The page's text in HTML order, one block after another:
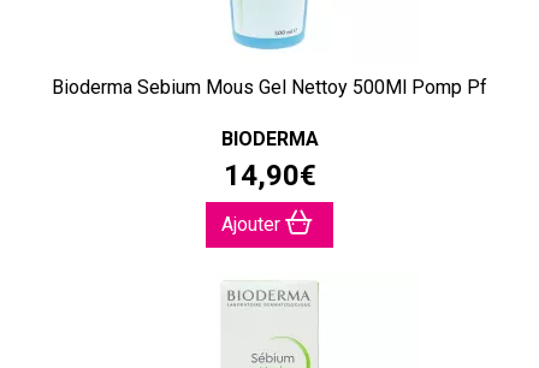
Bioderma Sebium Mous Gel Nettoy 500Ml Pomp Pf
BIODERMA
14,90€
Ajouter